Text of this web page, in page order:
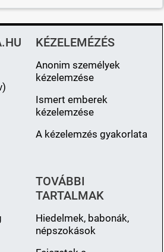
KÉZELEMÉZÉS
Anonim személyek
kézelemzése
Ismert emberek
kézelemzése
A kézelemzés gyakorlata
TOVÁBBI
TARTALMAK
Hiedelmek, babonák,
népszokások